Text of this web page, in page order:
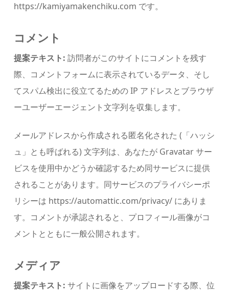
https://kamiyamakenchiku.com です。
コメント
提案テキスト:訪問者がこのサイトにコメントを残す
際、コメントフォームに表示されているデータ、そし
てスパム検出に役立てるための IP アドレスとブラウザ
ーユーザーエージェント文字列を収集します。
メールアドレスから作成される匿名化された (「ハッシ
ュ」とも呼ばれる) 文字列は、あなたが Gravatar サー
ビスを使用中かどうか確認するため同サービスに提供
されることがあります。同サービスのプライバシーポ
リシーは https://automattic.com/privacy/ にありま
す。コメントが承認されると、プロフィール画像がコ
メントとともに一般公開されます。
メディア
提案テキスト:サイトに画像をアップロードする際、位